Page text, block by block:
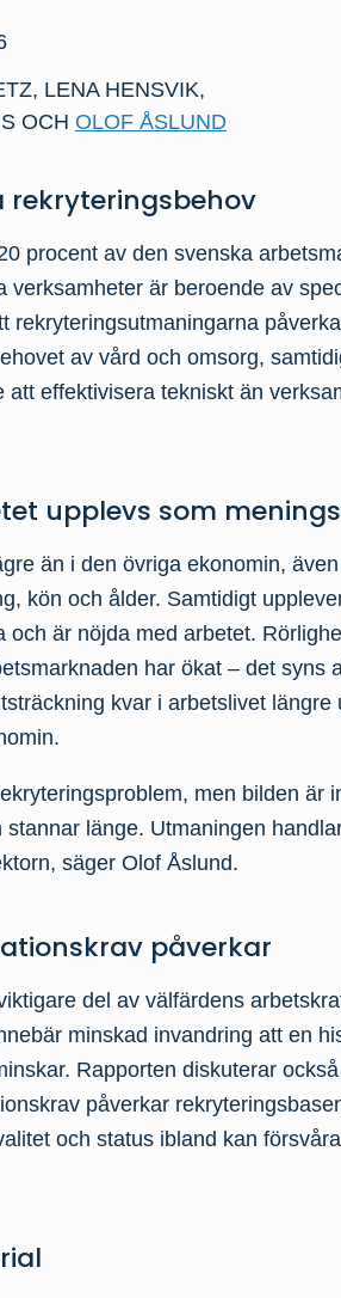
, LENA HENSVIK,
OCH OLOF ÅSLUND
rekryteringsbehov
procent av den svenska
verksamheter är beroende av
rekryteringsutmaningarna
av vård och omsorg,
effektivisera tekniskt än
upplevs som
än i den övriga ekonomin,
kön och ålder. Samtidigt
och är nöjda med arbetet.
har ökat – det syns
kvar i arbetslivet längre
men bilden är
länge. Utmaningen
säger Olof Åslund.
påverkar
del av välfärdens
minskad invandring att en
Rapporten diskuterar
påverkar
och status ibland kan